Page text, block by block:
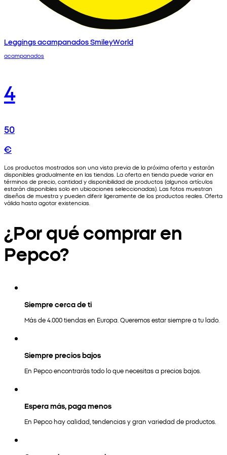
Leggings acampanados SmileyWorld
acampanados
4
50
€
Los productos mostrados son una vista previa de la próxima oferta y estarán
disponibles gradualmente en las tiendas. La oferta en tienda puede variar en
términos de precio, cantidad y disponibilidad de productos (algunos artículos
estarán disponibles solo en ubicaciones seleccionadas). Las fotos muestran
diseños de muestra y pueden diferir ligeramente de los productos reales. Oferta
válida hasta agotar existencias.
¿Por qué comprar en
Pepco?
Siempre cerca de ti
Más de 4.000 tiendas en Europa. Queremos estar siempre a tu lado.
Siempre precios bajos
En Pepco encontrarás todo lo que necesitas a precios bajos.
Espera más, paga menos
En Pepco hay calidad, tendencias y gran variedad de productos.